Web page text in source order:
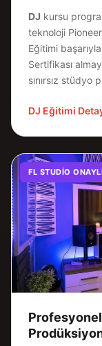
DJ kursu
teknoloji
Eğitimi
Sertifikası
sınırsız stüdyo
DJ Eğitimi
FL STUDIO